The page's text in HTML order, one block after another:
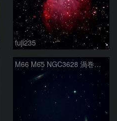
fuji235
M66 M65 NGC3628 渦巻銀河